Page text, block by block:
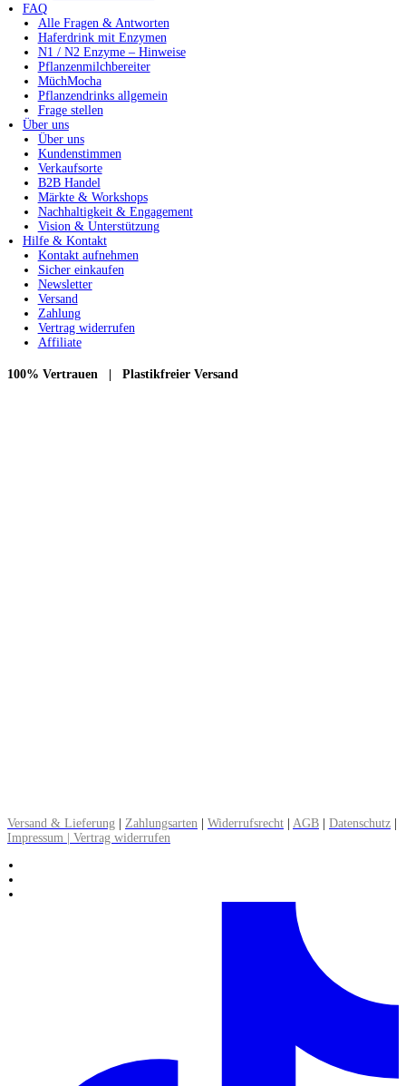
FAQ
Alle Fragen & Antworten
Haferdrink mit Enzymen
N1 / N2 Enzyme – Hinweise
Pflanzenmilchbereiter
MüchMocha
Pflanzendrinks allgemein
Frage stellen
Über uns
Über uns
Kundenstimmen
Verkaufsorte
B2B Handel
Märkte & Workshops
Nachhaltigkeit & Engagement
Vision & Unterstützung
Hilfe & Kontakt
Kontakt aufnehmen
Sicher einkaufen
Newsletter
Versand
Zahlung
Vertrag widerrufen
Affiliate
100% Vertrauen | Plastikfreier Versand
Versand & Lieferung
Zahlungsarten Widerrufsrecht AGB Datenschutz
Impressum | Vertrag widerrufen